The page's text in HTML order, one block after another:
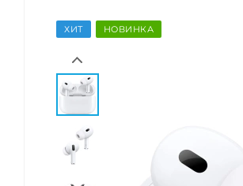
ХИТ НОВИНКА